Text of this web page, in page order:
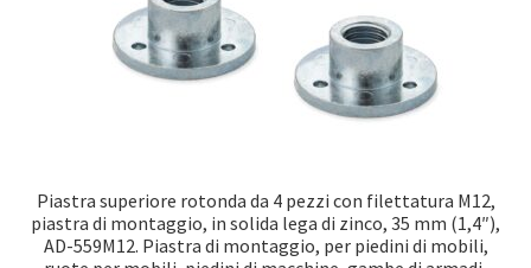
Piastra superiore rotonda da 4 pezzi con filettatura M12,
piastra di montaggio, in solida lega di zinco, 35 mm (1,4″),
AD-559M12. Piastra di montaggio, per piedini di mobili,